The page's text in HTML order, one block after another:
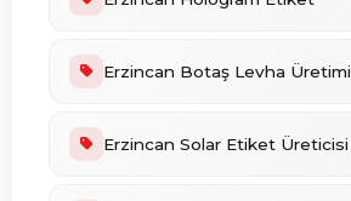
Erzincan Botaş Levha Üretimi
Erzincan Solar Etiket Üreticisi